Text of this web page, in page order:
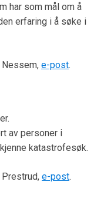
har som mål om å
erfaring i å søke i
e-post.
av personer i
katastrofesøk.
e-post.